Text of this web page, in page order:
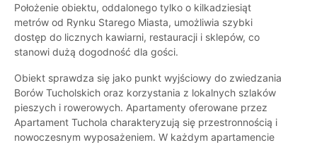
Położenie obiektu, oddalonego tylko o kilkadziesiąt
metrów od Rynku Starego Miasta, umożliwia szybki
dostęp do licznych kawiarni, restauracji i sklepów, co
stanowi dużą dogodność dla gości.
Obiekt sprawdza się jako punkt wyjściowy do zwiedzania
Borów Tucholskich oraz korzystania z lokalnych szlaków
pieszych i rowerowych. Apartamenty oferowane przez
Apartament Tuchola charakteryzują się przestronnością i
nowoczesnym wyposażeniem. W każdym apartamencie